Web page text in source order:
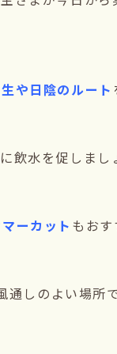
や日陰のルート
飲水を促しまし
ーカット もおす
通しのよい場所